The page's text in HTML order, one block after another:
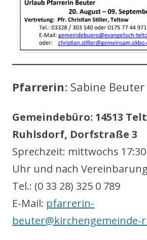
Pfarrerin: Sabine Beuter
Gemeindebüro: 14513
Ruhlsdorf, Dorfstraße 3
Sprechzeit: mittwochs
Uhr und nach Vereinbarung
Tel.: (0 33 28) 325 0 789
E-Mail: pfarrerin-
beuter@kirchengemeinde-